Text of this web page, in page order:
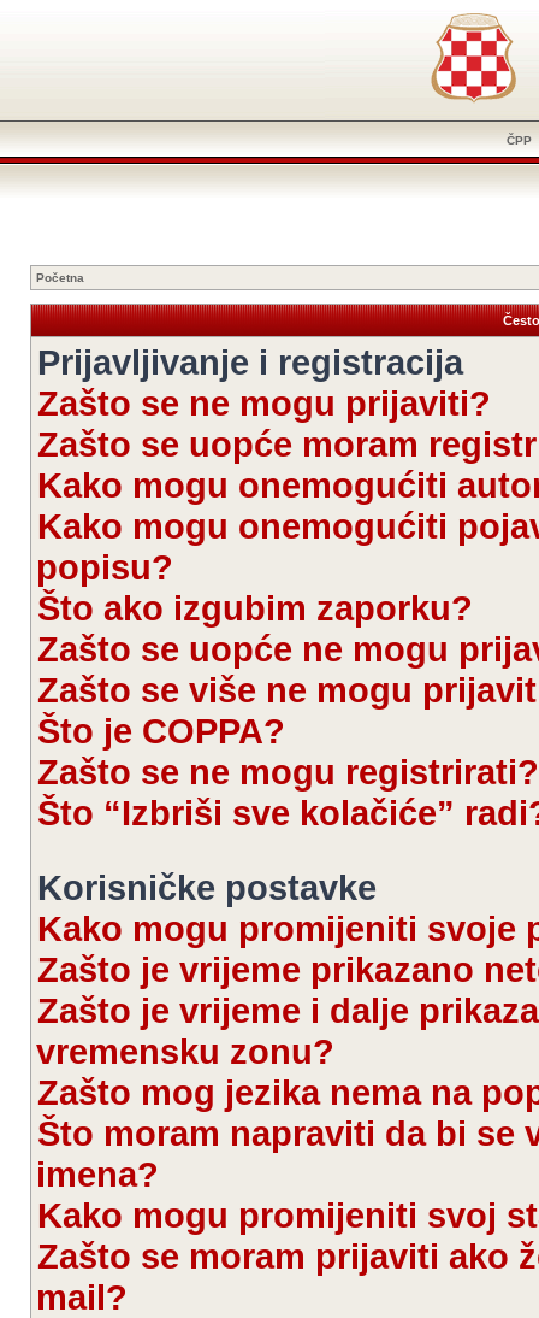
ČPP
Početna
Prijavljivanje i registracija
Zašto se ne mogu prijaviti?
Zašto se uopće moram
Kako mogu onemogućiti
Kako mogu onemogućiti
popisu?
Što ako izgubim zaporku?
Zašto se uopće ne mogu
Zašto se više ne mogu
Što je COPPA?
Zašto se ne mogu registrirati?
Što “Izbriši sve kolačiće”
Korisničke postavke
Kako mogu promijeniti svoje
Zašto je vrijeme prikazano
Zašto je vrijeme i dalje
vremensku zonu?
Zašto mog jezika nema na
Što moram napraviti da bi
imena?
Kako mogu promijeniti svoj
Zašto se moram prijaviti ako
mail?